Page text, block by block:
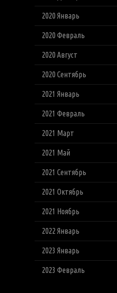
2020 Январь
2020 Февраль
2020 Август
2020 Сентябрь
2021 Январь
2021 Февраль
2021 Март
2021 Май
2021 Сентябрь
2021 Октябрь
2021 Ноябрь
2022 Январь
2023 Январь
2023 Февраль